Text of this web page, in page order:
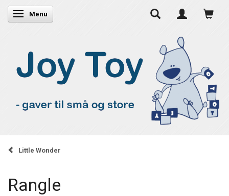
Skifte navigation
Menu
Little Wonder
Rangle